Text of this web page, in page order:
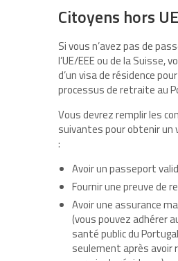
Citoyens hors
Si vous n’avez pas de
l’UE/EEE ou de la Suisse,
d’un visa de résidence
processus de retraite au
Vous devrez remplir les
suivantes pour obtenir un
:
Avoir un passeport
Fournir une preuve de
Avoir une assurance
(vous pouvez adhérer
santé public du
seulement après avoir